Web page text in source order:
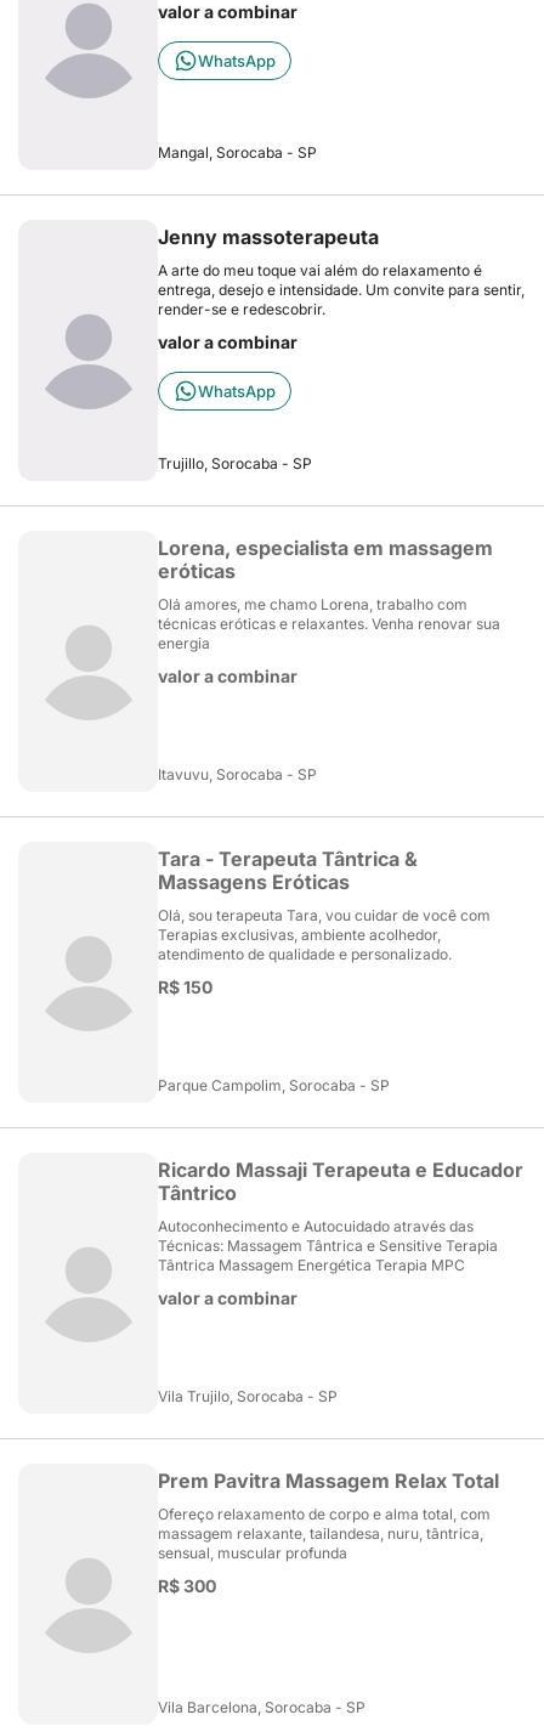
valor a combinar
WhatsApp
Mangal, Sorocaba - SP
Jenny massoterapeuta
A arte do meu toque vai além do relaxamento é
entrega, desejo e intensidade. Um convite para sentir,
render-se e redescobrir.
valor a combinar
WhatsApp
Trujillo, Sorocaba - SP
Lorena, especialista em massagem
eróticas
Olá amores, me chamo Lorena, trabalho com
técnicas eróticas e relaxantes. Venha renovar sua
energia
valor a combinar
Itavuvu, Sorocaba - SP
Tara - Terapeuta Tântrica &
Massagens Eróticas
Olá, sou terapeuta Tara, vou cuidar de você com
Terapias exclusivas, ambiente acolhedor,
atendimento de qualidade e personalizado.
R$ 150
Parque Campolim, Sorocaba - SP
Ricardo Massaji Terapeuta e Educador
Tântrico
Autoconhecimento e Autocuidado através das
Técnicas: Massagem Tântrica e Sensitive Terapia
Tântrica Massagem Energética Terapia MPC
valor a combinar
Vila Trujilo, Sorocaba - SP
Prem Pavitra Massagem Relax Total
Ofereço relaxamento de corpo e alma total, com
massagem relaxante, tailandesa, nuru, tântrica,
sensual, muscular profunda
R$ 300
Vila Barcelona, Sorocaba - SP